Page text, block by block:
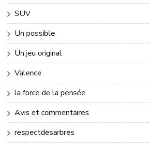
SUV
Un possible
Un jeu original
Valence
la force de la pensée
Avis et commentaires
respectdesarbres